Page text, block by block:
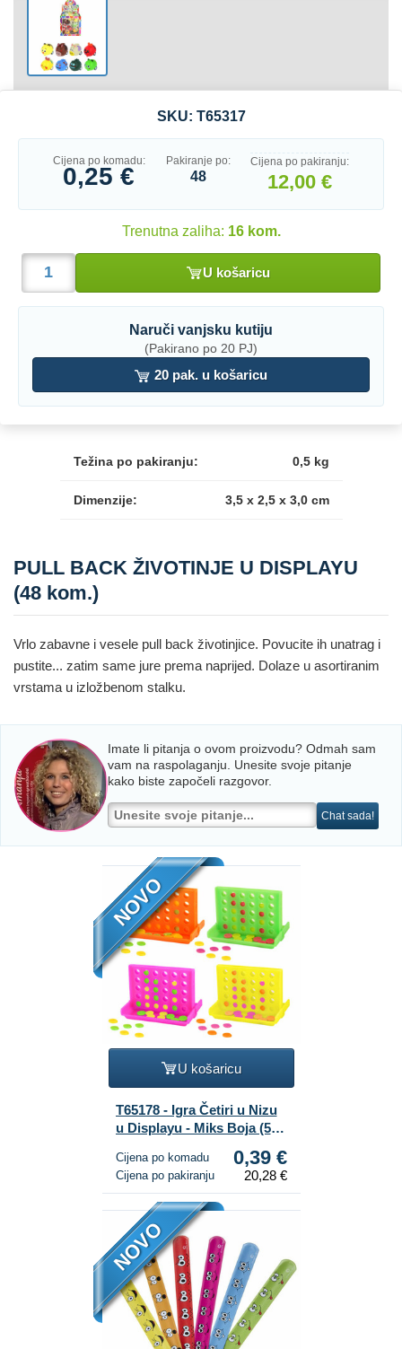
SKU: T65317
Cijena po komadu:
0,25 €
Pakiranje po:
48
Cijena po pakiranju:
12,00 €
Trenutna zaliha: 16 kom.
U košaricu
Naruči vanjsku kutiju
(Pakirano po 20 PJ)
20 pak. u košaricu
Težina po pakiranju: 0,5 kg
Dimenzije: 3,5 x 2,5 x 3,0 cm
PULL BACK ŽIVOTINJE U DISPLAYU
(48 kom.)
Vrlo zabavne i vesele pull back životinjice. Povucite ih unatrag i
pustite... zatim same jure prema naprijed. Dolaze u asortiranim
vrstama u izložbenom stalku.
Imate li pitanja o ovom proizvodu? Odmah sam
vam na raspolaganju. Unesite svoje pitanje
kako biste započeli razgovor.
Chat sada!
NOVO
U košaricu
T65178 - Igra Četiri u Nizu
u Displayu - Miks Boja (52
Cijena po komadu 0,39 €
Cijena po pakiranju 20,28 €
NOVO